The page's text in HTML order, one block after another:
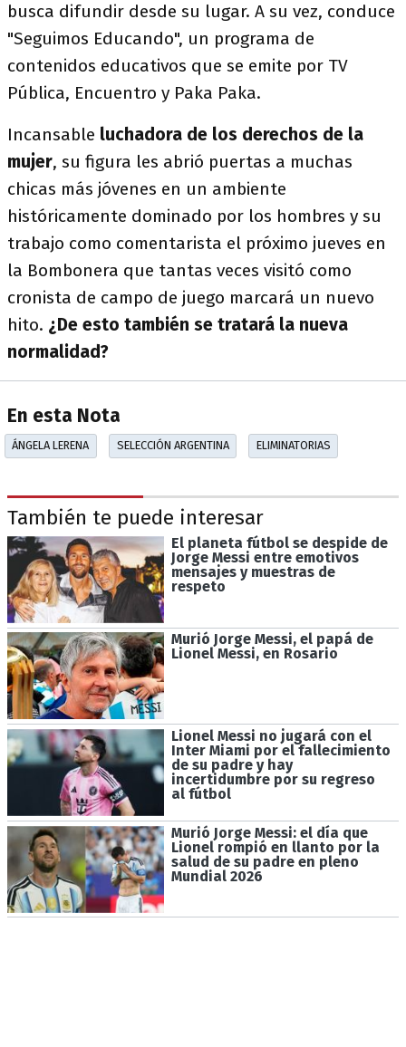
busca difundir desde su lugar. A su vez, conduce
"Seguimos Educando", un programa de
contenidos educativos que se emite por TV
Pública, Encuentro y Paka Paka.
Incansable luchadora de los derechos de la
mujer, su figura les abrió puertas a muchas
chicas más jóvenes en un ambiente
históricamente dominado por los hombres y su
trabajo como comentarista el próximo jueves en
la Bombonera que tantas veces visitó como
cronista de campo de juego marcará un nuevo
hito. ¿De esto también se tratará la nueva
normalidad?
En esta Nota
ÁNGELA LERENA SELECCIÓN ARGENTINA ELIMINATORIAS
También te puede interesar
El planeta fútbol se despide de
Jorge Messi entre emotivos
mensajes y muestras de
respeto
Murió Jorge Messi, el papá de
Lionel Messi, en Rosario
Lionel Messi no jugará con el
Inter Miami por el fallecimiento
de su padre y hay
incertidumbre por su regreso
al fútbol
Murió Jorge Messi: el día que
Lionel rompió en llanto por la
salud de su padre en pleno
Mundial 2026